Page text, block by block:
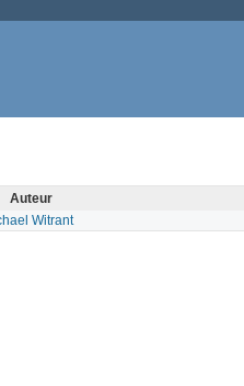
Auteur
Witrant